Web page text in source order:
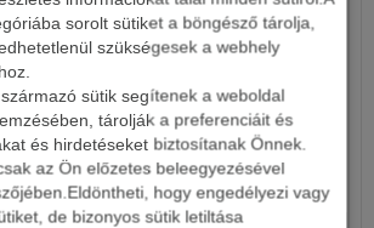
sorolt sütiket a böngésző tárolja,
szükségesek a webhely
sütik segítenek a weboldal
tárolják a preferenciáit és
és hirdetéseket biztosítanak Önnek.
az Ön előzetes beleegyezésével
hogy engedélyezi vagy
de bizonyos sütik letiltása
EXPERT CLASSIC BOILIE RIG